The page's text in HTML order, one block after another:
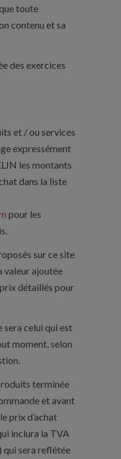
toute
contenu et sa
des exercices
et / ou services
expressément
les montants
dans la liste
pour les
sur ce site
valeur ajoutée
détaillés pour
sera celui qui est
moment, selon
terminée
et avant
prix d’achat
inclura la TVA
qui sera reflétée